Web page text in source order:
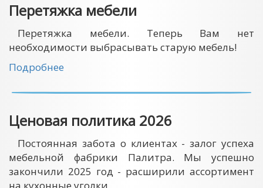
Перетяжка мебели
Перетяжка мебели. Теперь Вам нет
необходимости выбрасывать старую мебель!
Подробнее
Ценовая политика 2026
Постоянная забота о клиентах - залог успеха
мебельной фабрики Палитра. Мы успешно
закончили 2025 год - расширили ассортимент